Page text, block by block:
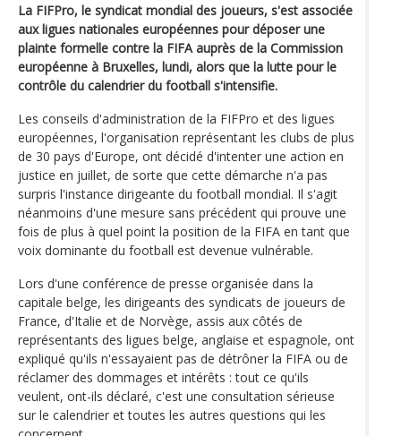
La FIFPro, le syndicat mondial des joueurs, s'est associée
aux ligues nationales européennes pour déposer une
plainte formelle contre la FIFA auprès de la Commission
européenne à Bruxelles, lundi, alors que la lutte pour le
contrôle du calendrier du football s'intensifie.
Les conseils d'administration de la FIFPro et des ligues
européennes, l'organisation représentant les clubs de plus
de 30 pays d'Europe, ont décidé d'intenter une action en
justice en juillet, de sorte que cette démarche n'a pas
surpris l'instance dirigeante du football mondial. Il s'agit
néanmoins d'une mesure sans précédent qui prouve une
fois de plus à quel point la position de la FIFA en tant que
voix dominante du football est devenue vulnérable.
Lors d'une conférence de presse organisée dans la
capitale belge, les dirigeants des syndicats de joueurs de
France, d'Italie et de Norvège, assis aux côtés de
représentants des ligues belge, anglaise et espagnole, ont
expliqué qu'ils n'essayaient pas de détrôner la FIFA ou de
réclamer des dommages et intérêts : tout ce qu'ils
veulent, ont-ils déclaré, c'est une consultation sérieuse
sur le calendrier et toutes les autres questions qui les